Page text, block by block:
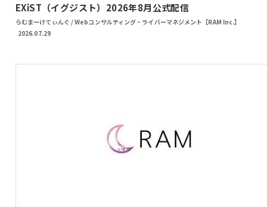
EXiST（イグジスト）2026年8月公式配信
らむまーけてぃんぐ / Webコンサルティング・ライバーマネジメント【RAM Inc.】
2026.07.29